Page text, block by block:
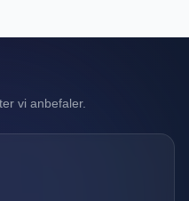
vi anbefaler.